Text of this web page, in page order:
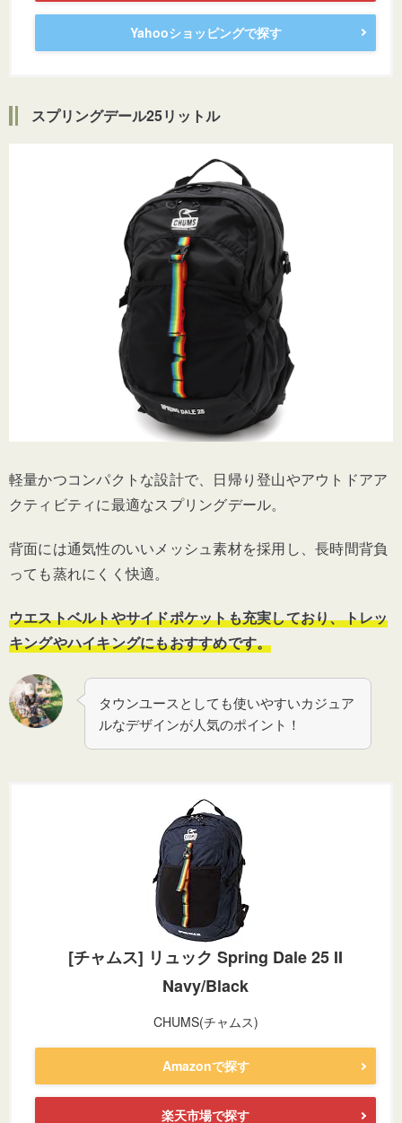
Yahooショッピングで探す
スプリングデール25リットル
軽量かつコンパクトな設計で、日帰り登山やアウトドアア
クティビティに最適なスプリングデール。
背面には通気性のいいメッシュ素材を採用し、長時間背負
っても蒸れにくく快適。
ウエストベルトやサイドポケットも充実しており、トレッ
キングやハイキングにもおすすめです。
タウンユースとしても使いやすいカジュア
ルなデザインが人気のポイント！
[チャムス] リュック Spring Dale 25 II
Navy/Black
CHUMS(チャムス)
Amazonで探す
楽天市場で探す